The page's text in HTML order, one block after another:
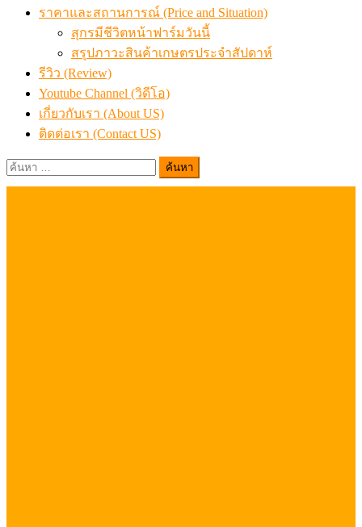
ราคาและสถานการณ์ (Price and Situation)
สุกรมีชีวิตหน้าฟาร์มวันนี้
สรุปภาวะสินค้าเกษตรประจำสัปดาห์
รีวิว (Review)
Youtube Channel (วิดีโอ)
เกี่ยวกับเรา (About US)
ติดต่อเรา (Contact US)
ค้นหา
สำหรับ: